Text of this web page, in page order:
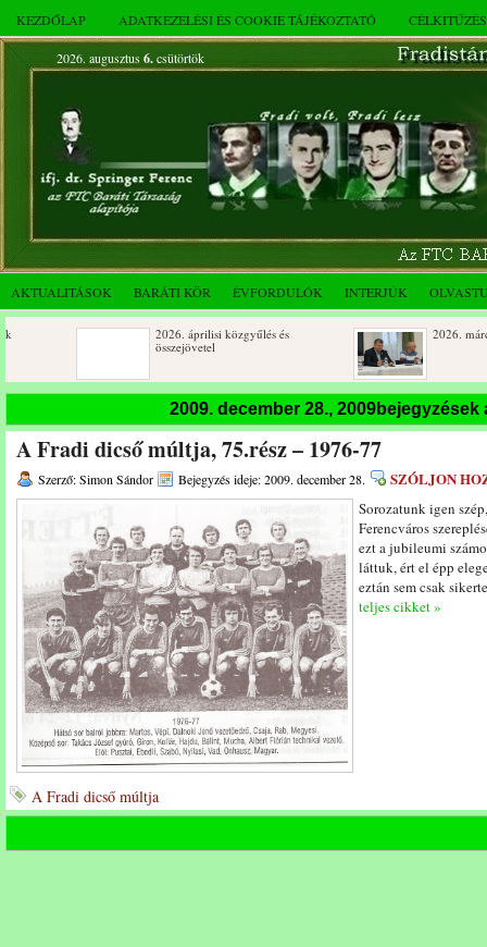
KEZDŐLAP ADATKEZELÉSI ÉS COOKIE TÁJÉKOZTATÓ
2026. augusztus 6.csütörtök
AKTUALITÁSOK BARÁTI KÖR ÉVFORDULÓK INTERJÚK
2026. áprilisi közgyűlés és
2026. márciusi összejövetel
Rendkívüli közgyűlés és a 2025.
novemberi összejövetel
Dálnoki József 90 éves
2009. december 28., 2009bejegyzések
A Fradi dicső múltja, 75.rész – 1976-77
Szerző: Simon Sándor Bejegyzés ideje: 2009. december 28. SZÓLJON
Sorozatunk igen
Ferencváros
ezt a jubileumi
láttuk, ért el épp
eztán sem csak
teljes cikket »
A Fradi dicső múltja